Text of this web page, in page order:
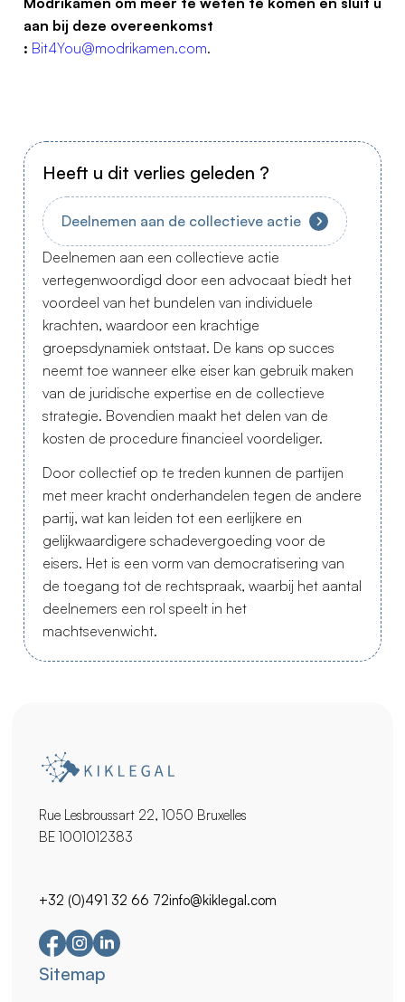
aan bij deze overeenkomst
: Bit4You@modrikamen.com.
Heeft u dit verlies geleden ?
Deelnemen aan de collectieve actie
Deelnemen aan een collectieve actie
vertegenwoordigd door een advocaat biedt het
voordeel van het bundelen van individuele
krachten, waardoor een krachtige
groepsdynamiek ontstaat. De kans op succes
neemt toe wanneer elke eiser kan gebruik maken
van de juridische expertise en de collectieve
strategie. Bovendien maakt het delen van de
kosten de procedure financieel voordeliger.
Door collectief op te treden kunnen de partijen
met meer kracht onderhandelen tegen de andere
partij, wat kan leiden tot een eerlijkere en
gelijkwaardigere schadevergoeding voor de
eisers. Het is een vorm van democratisering van
de toegang tot de rechtspraak, waarbij het aantal
deelnemers een rol speelt in het
machtsevenwicht.
Rue Lesbroussart 22, 1050 Bruxelles
BE 1001012383
+32 (0)491 32 66 72info@kiklegal.com
Secundaire
Sitemap